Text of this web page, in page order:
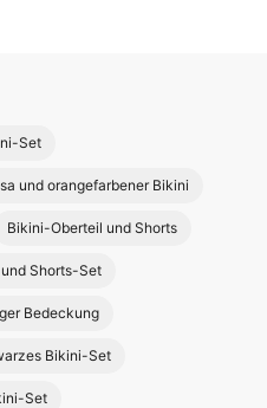
Set
und orangefarbener Bikini
Bikini-Oberteil und Shorts
Shorts-Set
Bedeckung
Bikini-Set
Set